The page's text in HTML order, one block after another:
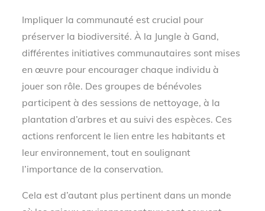
Impliquer la communauté est crucial pour
préserver la biodiversité. À la Jungle à Gand,
différentes initiatives communautaires sont mises
en œuvre pour encourager chaque individu à
jouer son rôle. Des groupes de bénévoles
participent à des sessions de nettoyage, à la
plantation d’arbres et au suivi des espèces. Ces
actions renforcent le lien entre les habitants et
leur environnement, tout en soulignant
l’importance de la conservation.
Cela est d’autant plus pertinent dans un monde